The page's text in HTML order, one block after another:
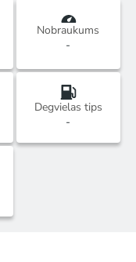
Nobraukums
-
Degvielas tips
-